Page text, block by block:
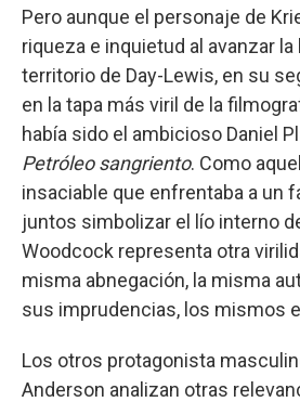
Pero aunque el personaje de
riqueza e inquietud al avanzar
territorio de Day-Lewis, en su
en la tapa más viril de la
había sido el ambicioso Daniel
Petróleo sangriento. Como
insaciable que enfrentaba a un
juntos simbolizar el lío interno
Woodcock representa otra
misma abnegación, la misma
sus imprudencias, los mismos
Los otros protagonista
Anderson analizan otras